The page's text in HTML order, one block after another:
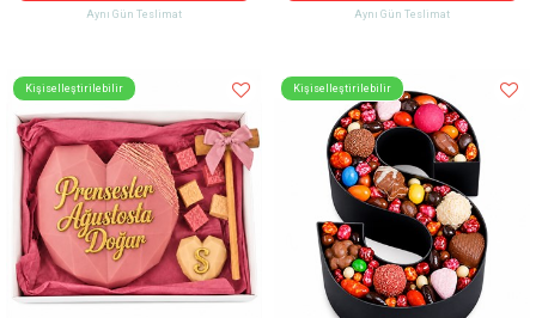
Aynı Gün Teslimat
Aynı Gün Teslimat
Kişiselleştirilebilir Kişiselleştirilebilir